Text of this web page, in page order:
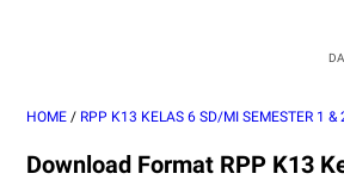
HOME / RPP K13 KELAS 6 SD/MI SEMESTER 1 &
Download Format RPP K13